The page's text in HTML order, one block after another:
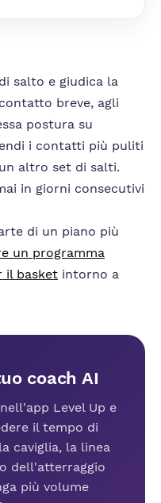
salto e giudica la
breve, agli
postura su
i contatti più puliti
altro set di salti.
in giorni consecutivi
di un piano più
un programma
il basket intorno a
coach AI
Level Up e
il tempo di
caviglia, la linea
dell'atterraggio
più volume